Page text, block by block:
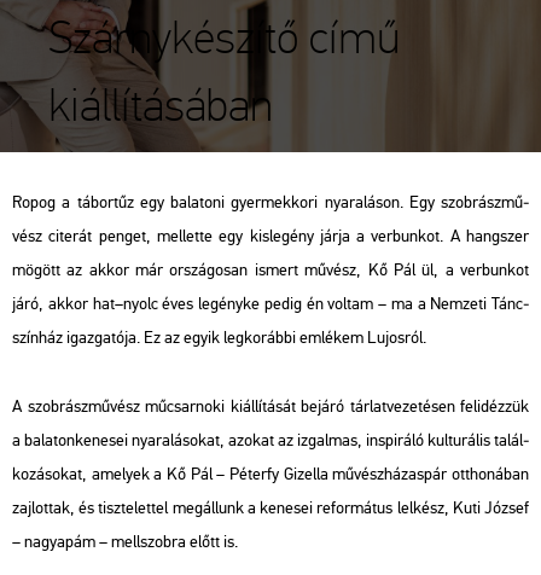
Szárnykészítő című
kiállításában
Ropog a tá­bor­tűz egy ba­la­to­ni gyer­mek­ko­ri nya­ra­lá­son. Egy szob­rász­mű­
vész ci­te­rát pen­get, mel­let­te egy kis­le­gény járja a ver­bun­kot. A hang­szer
mö­gött az akkor már or­szá­go­san is­mert mű­vész, Kő Pál ül, a ver­bun­kot
járó, akkor hat–nyolc éves le­gény­ke pedig én vol­tam – ma a Nem­ze­ti Tánc­
szín­ház igaz­ga­tó­ja. Ez az egyik leg­ko­ráb­bi em­lé­kem Lu­jos­ról.
A szob­rász­mű­vész mű­csar­no­ki ki­ál­lí­tá­sát be­já­ró tár­lat­ve­ze­té­sen fel­idéz­zük
a ba­la­ton­ke­ne­sei nya­ra­lá­so­kat, azo­kat az iz­gal­mas, ins­pi­rá­ló kul­tu­rá­lis ta­lál­
ko­zá­so­kat, ame­lyek a Kő Pál – Pé­ter­fy Gi­zel­la mű­vész­há­zas­pár ott­ho­ná­ban
zaj­lot­tak, és tisz­te­let­tel meg­ál­lunk a ke­ne­sei re­for­má­tus lel­kész, Kuti Jó­zsef
– nagy­apám – mell­szob­ra előtt is.